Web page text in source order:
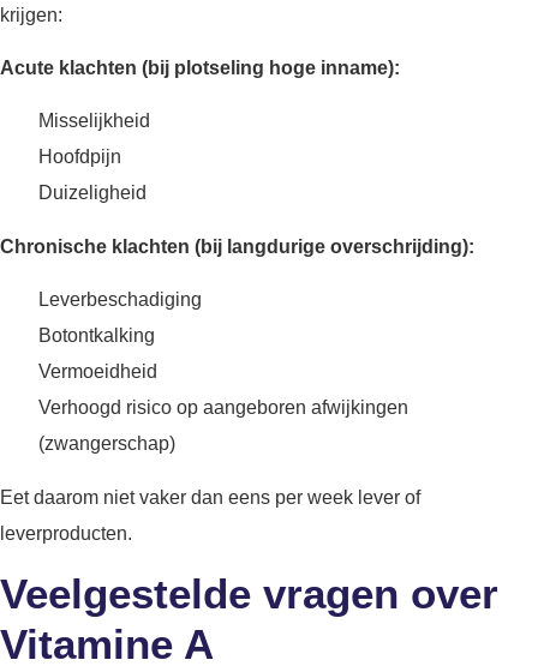
krijgen:
Acute klachten (bij plotseling hoge inname):
Misselijkheid
Hoofdpijn
Duizeligheid
Chronische klachten (bij langdurige overschrijding):
Leverbeschadiging
Botontkalking
Vermoeidheid
Verhoogd risico op aangeboren afwijkingen
(zwangerschap)
Eet daarom niet vaker dan eens per week lever of
leverproducten.
Veelgestelde vragen over
Vitamine A